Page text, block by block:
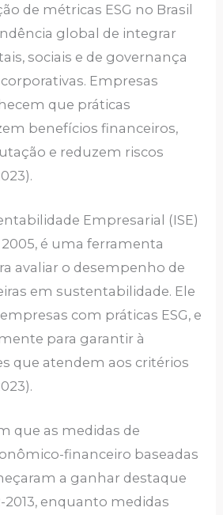
de métricas ESG no Brasil
global de integrar
sociais e de governança
Empresas
que práticas
benefícios financeiros,
e reduzem riscos
Empresarial (ISE)
é uma ferramenta
avaliar o desempenho de
em sustentabilidade. Ele
com práticas ESG, e
para garantir à
que atendem aos critérios
que as medidas de
financeiro baseadas
a ganhar destaque
2013, enquanto medidas